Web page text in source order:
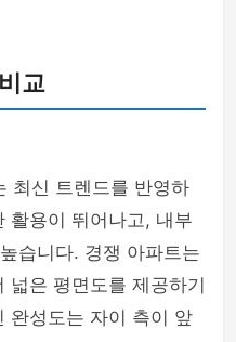
교
최신 트렌드를 반영하
활용이 뛰어나고, 내부
습니다. 경쟁 아파트는
넓은 평면도를 제공하기
완성도는 자이 측이 앞